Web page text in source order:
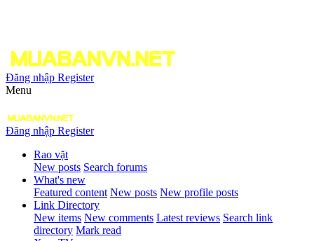
Đăng nhập Register
Menu
Đăng nhập Register
Rao vặt
New posts Search forums
What's new
Featured content New posts New profile posts
Link Directory
New items New comments Latest reviews Search link
directory Mark read